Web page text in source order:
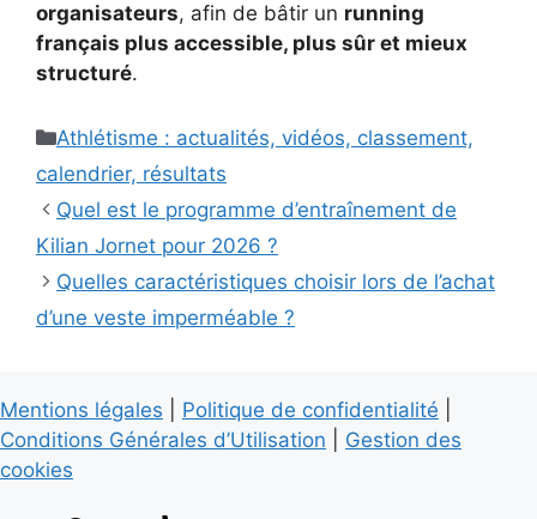
organisateurs, afin de bâtir un running
français plus accessible, plus sûr et mieux
structuré.
Catégories
Athlétisme : actualités, vidéos, classement,
calendrier, résultats
Quel est le programme d’entraînement de
Kilian Jornet pour 2026 ?
Quelles caractéristiques choisir lors de l’achat
d’une veste imperméable ?
Mentions légales Politique de confidentialité
Conditions Générales d’Utilisation
Gestion des
cookies